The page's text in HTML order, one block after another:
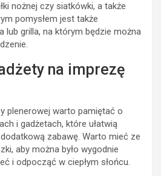
nożnej czy siatkówki, a także
pomysłem jest także
lub grilla, na którym będzie można
na imprezę
plenerowej warto pamiętać o
i gadżetach, które ułatwią
zabawę. Warto mieć ze
aby można było wygodnie
i odpocząć w ciepłym słońcu.